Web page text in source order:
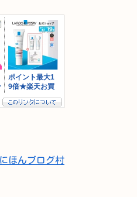
にほんブログ村